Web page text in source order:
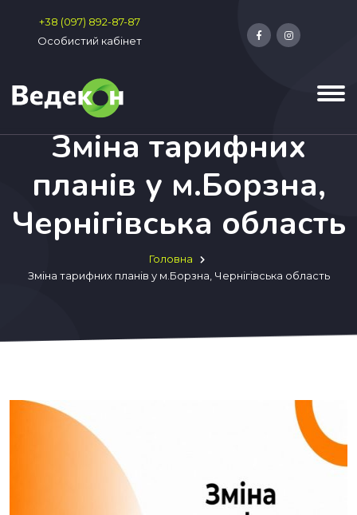
+38 (097) 892-87-87
Особистий кабінет
Зміна тарифних
планів у м.Борзна,
Чернігівська область
Головна
Зміна тарифних планів у м.Борзна, Чернігівська область